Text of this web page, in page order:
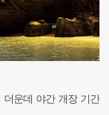
더운데 야간 개장 기간